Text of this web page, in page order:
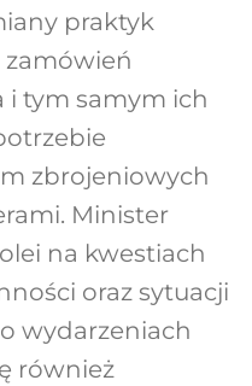
praktyk
zamówień
i tym samym ich
zbrojeniowych
Minister
na kwestiach
oraz sytuacji
wydarzeniach
również